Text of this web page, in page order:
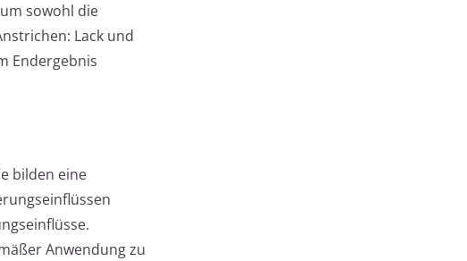
sowohl die
Lack und
Endergebnis
bilden eine
Anwendung zu